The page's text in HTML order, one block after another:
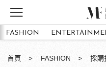
FASHION
首頁 FASHION 採購